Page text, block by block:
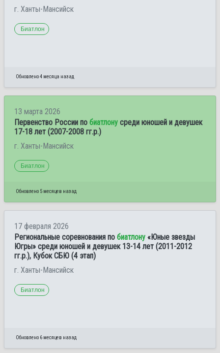
г. Ханты-Мансийск
Биатлон
Обновлено 4 месяца назад
13 марта 2026
Первенство России по биатлону среди юношей и девушек
17-18 лет (2007-2008 гг.р.)
г. Ханты-Мансийск
Биатлон
Обновлено 5 месяцев назад
17 февраля 2026
Региональные соревнования по биатлону «Юные звезды
Югры» среди юношей и девушек 13-14 лет (2011-2012
гг.р.), Кубок СБЮ (4 этап)
г. Ханты-Мансийск
Биатлон
Обновлено 6 месяцев назад